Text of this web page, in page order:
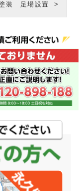
装 足場設置